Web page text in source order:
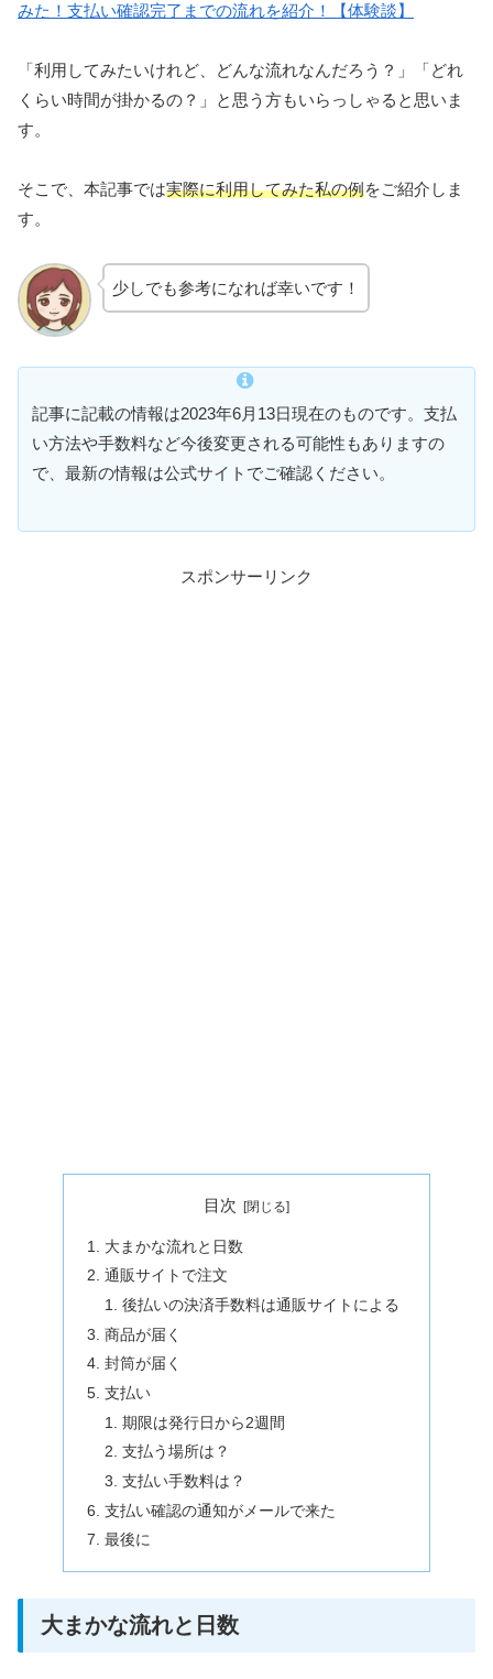
みた！支払い確認完了までの流れを紹介！【体験談】
「利用してみたいけれど、どんな流れなんだろう？」「どれ
くらい時間が掛かるの？」と思う方もいらっしゃると思いま
す。
そこで、本記事では実際に利用してみた私の例をご紹介しま
す。
少しでも参考になれば幸いです！
記事に記載の情報は2023年6月13日現在のものです。支払
い方法や手数料など今後変更される可能性もありますの
で、最新の情報は公式サイトでご確認ください。
スポンサーリンク
目次
大まかな流れと日数
通販サイトで注文
後払いの決済手数料は通販サイトによる
商品が届く
封筒が届く
支払い
期限は発行日から2週間
支払う場所は？
支払い手数料は？
支払い確認の通知がメールで来た
最後に
大まかな流れと日数